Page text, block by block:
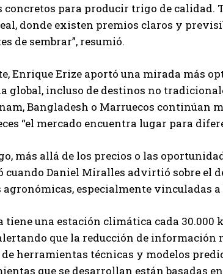
para producir trigo de calidad.
donde existen premios claros y
de sembrar”, resumió.
Enrique Erize aportó una mirada más
global, incluso de destinos no
Bangladesh o Marruecos continúan
“el mercado encuentra lugar para
más allá de los precios o las
cuando Daniel Miralles advirtió sobre el
agronómicas, especialmente vinculadas
tiene una estación climática cada 30.000
que la reducción de
herramientas técnicas y modelos
que se desarrollan están basadas